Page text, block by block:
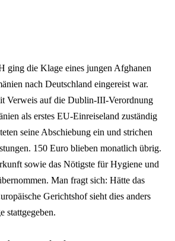
ging die Klage eines jungen Afghanen
nach Deutschland eingereist war.
Verweis auf die Dublin-III-Verordnung
als erstes EU-Einreiseland zuständig
seine Abschiebung ein und strichen
150 Euro blieben monatlich übrig.
sowie das Nötigste für Hygiene und
Man fragt sich: Hätte das
Gerichtshof sieht dies anders
stattgegeben.